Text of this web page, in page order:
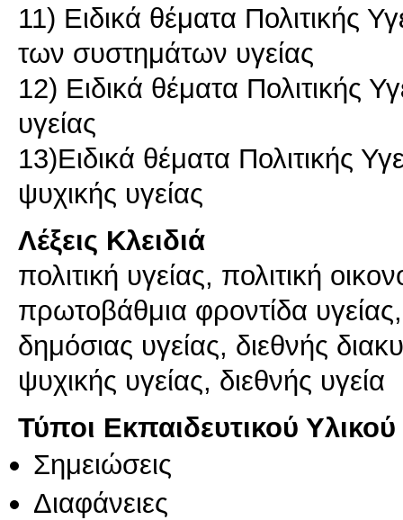
11) Ειδικά θέματα Πολιτικής
των συστημάτων υγείας
12) Ειδικά θέματα Πολιτικής
υγείας
13)Ειδικά θέματα Πολιτικής
ψυχικής υγείας
Λέξεις Κλειδιά
πολιτική υγείας, πολιτική
πρωτοβάθμια φροντίδα
δημόσιας υγείας, διεθνής
ψυχικής υγείας, διεθνής υγεία
Τύποι Εκπαιδευτικού Υλικού
Σημειώσεις
Διαφάνειες